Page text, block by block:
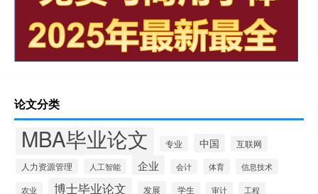
论文分类
MBA毕业论文 专业 中国
互联网
人力资源管理
人工智能 企业 会计 体育 信息技术
农业 博士毕业论文 发展 学生 审计 工程